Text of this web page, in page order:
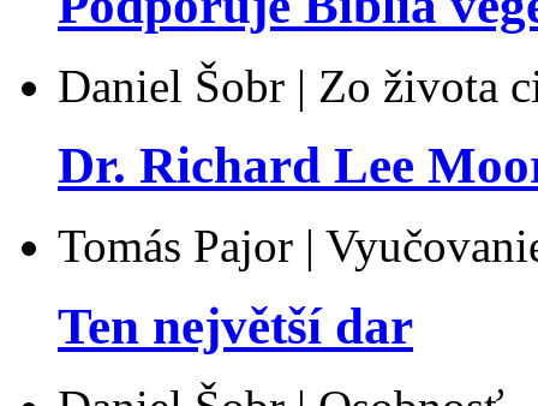
Daniel Šobr | Zo života
Dr. Richard Lee
Tomás Pajor |
Ten největší dar